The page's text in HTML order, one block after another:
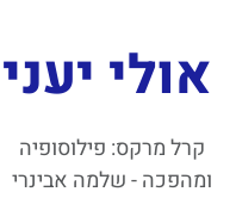
אולי
קרל מרקס: פילוסופיה
ומהפכה - שלמה אבינרי